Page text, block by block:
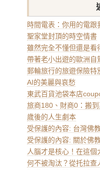
時間電表：你用的電
聖家堂封頂的時空情書
雖然完全不懂但還是看
帶著老小出遊的歐洲自
郵輪旅行的旅遊保險特
AI的美麗與哀愁
東武百貨池袋本店
旅商180、財商0：搬
歲後的人生劇本
受保護的內容: 台灣佛
受保護的內容: 關於佛
人腦才是核心！在這
何不被淘汰？從托拉查